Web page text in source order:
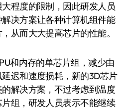
程度的限制，因此研发人员
决方案让各种计算机组件能
从而大大提高芯片的性能。
和内存的单芯片组，减少由
迟和速度损耗，新的3D芯片
解决方案，不过考虑到温度
组，研发人员表示不能继续